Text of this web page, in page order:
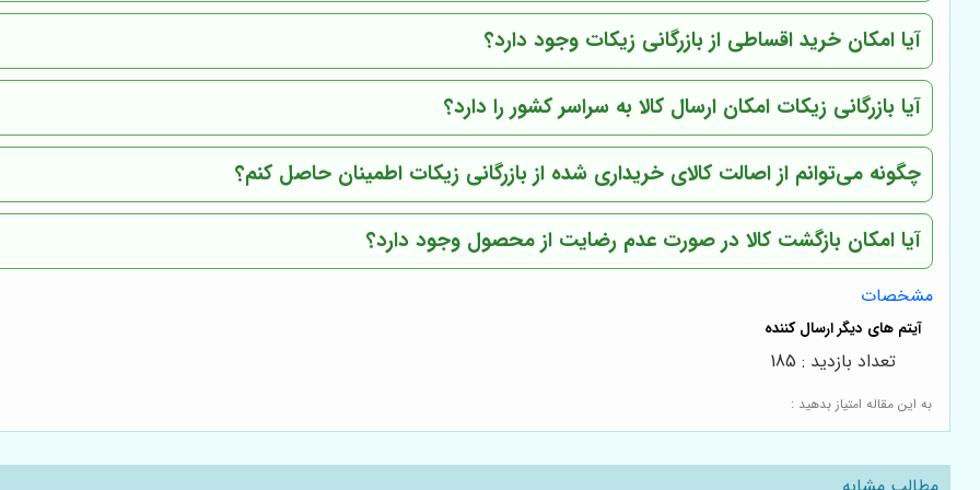
آیا امکان خرید اقساطی از بازرگانی زیکات وجود دارد؟
آیا بازرگانی زیکات امکان ارسال کالا به سراسر کشور را دارد؟
چگونه می‌توانم از اصالت کالای خریداری شده از بازرگانی زیکات اطمینان حاصل کنم؟
آیا امکان بازگشت کالا در صورت عدم رضایت از محصول وجود دارد؟
مشخصات
به این مقاله امتیاز بدهید :
تعداد بازدید : 185